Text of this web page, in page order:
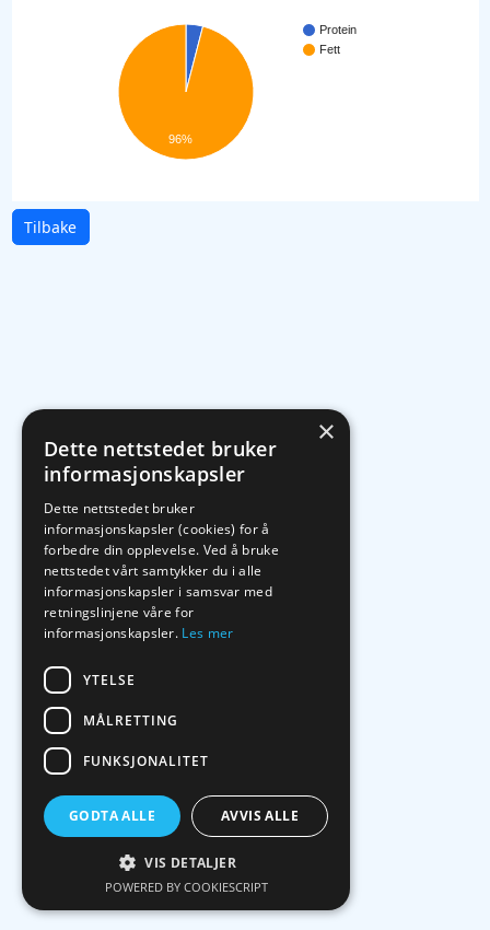
Protein
Fett
96%
Tilbake
×
Dette nettstedet bruker
informasjonskapsler
Dette nettstedet bruker
informasjonskapsler (cookies) for å
forbedre din opplevelse. Ved å bruke
nettstedet vårt samtykker du i alle
informasjonskapsler i samsvar med
retningslinjene våre for
informasjonskapsler. Les mer
YTELSE
MÅLRETTING
FUNKSJONALITET
GODTA ALLE AVVIS ALLE
VIS DETALJER
POWERED BY COOKIESCRIPT